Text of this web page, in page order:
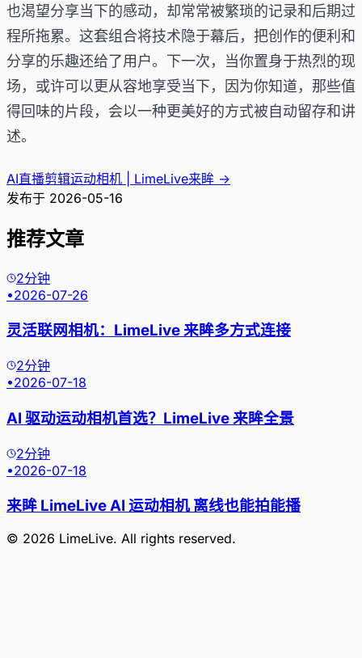
也渴望分享当下的感动，却常常被繁琐的记录和后期过
程所拖累。这套组合将技术隐于幕后，把创作的便利和
分享的乐趣还给了用户。下一次，当你置身于热烈的现
场，或许可以更从容地享受当下，因为你知道，那些值
得回味的片段，会以一种更美好的方式被自动留存和讲
述。
AI直播剪辑运动相机 | LimeLive来眸 →
发布于 2026-05-16
推荐文章
2分钟
•2026-07-26
灵活联网相机：LimeLive 来眸多方式连接
2分钟
•2026-07-18
AI 驱动运动相机首选？LimeLive 来眸全景
2分钟
•2026-07-18
来眸 LimeLive AI 运动相机 离线也能拍能播
© 2026 LimeLive. All rights reserved.